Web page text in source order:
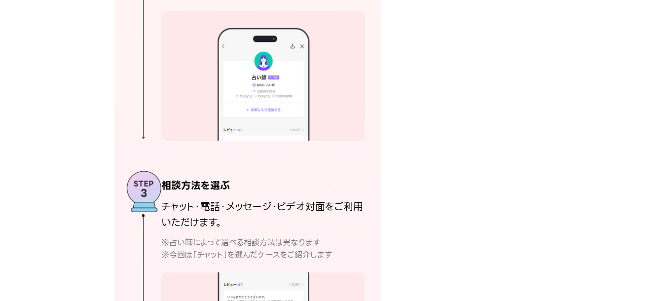
相談方法を選ぶ
チャット・電話・メッセージ・ビデオ対面をご利用
いただけます。
※占い師によって選べる相談方法は異なります
※今回は「チャット」を選んだケースをご紹介します